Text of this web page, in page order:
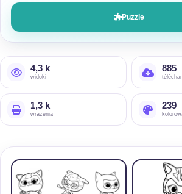
Puzzle
4,3 k
widoki
885
1,3 k
wrażenia
239